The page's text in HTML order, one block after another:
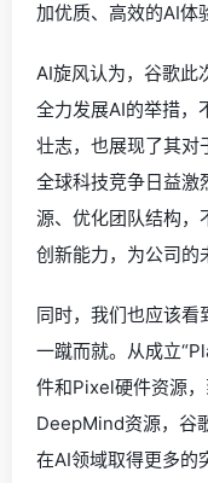
加优质、高效的AI体
AI旋风认为，谷歌此
全力发展AI的举措，
壮志，也展现了其对
全球科技竞争日益激
源、优化团队结构，
创新能力，为公司的
同时，我们也应该
一蹴而就。从成立
件和Pixel硬件资源
DeepMind资源，谷
在AI领域取得更多的